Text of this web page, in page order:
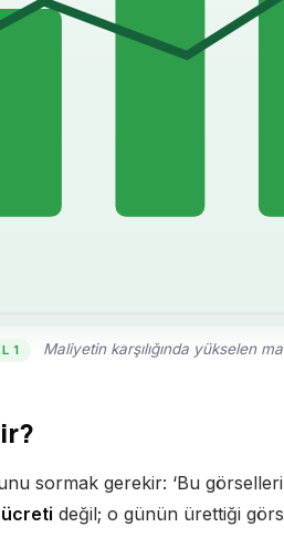
1 Maliyetin karşılığında yükselen
sormak gerekir: ‘Bu
değil; o günün ürettiği